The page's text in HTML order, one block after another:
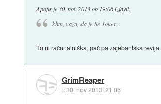
Apofis je 30. nov 2013 ob 19:06 izjavil:
khm, važn, da je Še Joker...
To ni računalniška, pač pa zajebantska revija.
GrimReaper
::30. nov 2013, 21:06